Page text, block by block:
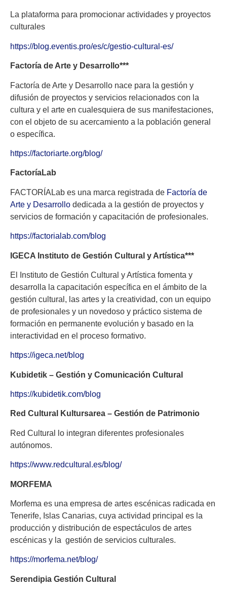
La plataforma para promocionar actividades y proyectos
culturales
https://blog.eventis.pro/es/c/gestio-cultural-es/
Factoría de Arte y Desarrollo***
Factoría de Arte y Desarrollo nace para la gestión y
difusión de proyectos y servicios relacionados con la
cultura y el arte en cualesquiera de sus manifestaciones,
con el objeto de su acercamiento a la población general
o específica.
https://factoriarte.org/blog/
FactoríaLab
FACTORÍALab es una marca registrada de Factoría de
Arte y Desarrollo dedicada a la gestión de proyectos y
servicios de formación y capacitación de profesionales.
https://factorialab.com/blog
IGECA Instituto de Gestión Cultural y Artística***
El Instituto de Gestión Cultural y Artística fomenta y
desarrolla la capacitación específica en el ámbito de la
gestión cultural, las artes y la creatividad, con un equipo
de profesionales y un novedoso y práctico sistema de
formación en permanente evolución y basado en la
interactividad en el proceso formativo.
https://igeca.net/blog
Kubidetik – Gestión y Comunicación Cultural
https://kubidetik.com/blog
Red Cultural Kultursarea – Gestión de Patrimonio
Red Cultural lo integran diferentes profesionales
autónomos.
https://www.redcultural.es/blog/
MORFEMA
Morfema es una empresa de artes escénicas radicada en
Tenerife, Islas Canarias, cuya actividad principal es la
producción y distribución de espectáculos de artes
escénicas y la gestión de servicios culturales.
https://morfema.net/blog/
Serendipia Gestión Cultural